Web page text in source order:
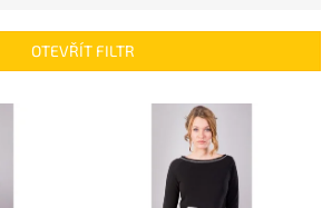
OTEVŘÍT FILTR